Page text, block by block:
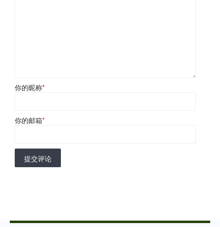
你的昵称*
你的邮箱*
提交评论